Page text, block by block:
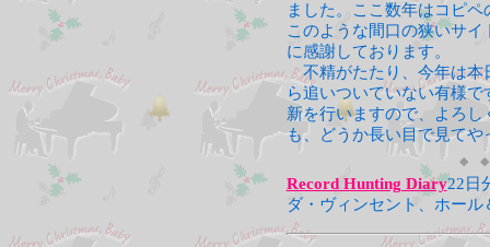
ました。ここ数年はコピ
このような間口の狭いサ
に感謝しております。
不精がたたり、今年は本
ら追いついていない有様
新を行いますので、よろ
も、どうか長い目で見て
◆
Record Hunting Diary22日
ダ・ヴィンセント、ホー